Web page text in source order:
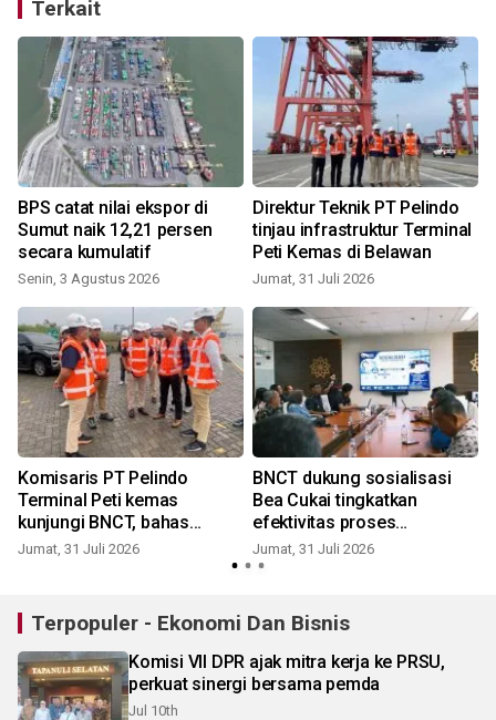
Terkait
BPS catat nilai ekspor di
Sumut naik 12,21 persen
secara kumulatif
Senin, 3 Agustus 2026
Direktur Teknik PT Pelindo
tinjau infrastruktur Terminal
Peti Kemas di Belawan
Jumat, 31 Juli 2026
Komisaris PT Pelindo
Terminal Peti kemas
kunjungi BNCT, bahas
operasional terminal
Jumat, 31 Juli 2026
BNCT dukung sosialisasi
Bea Cukai tingkatkan
efektivitas proses
penerbitan SP3KK empty
container
Jumat, 31 Juli 2026
Terpopuler - Ekonomi Dan Bisnis
Komisi VII DPR ajak mitra kerja ke PRSU,
perkuat sinergi bersama pemda
Jul 10th